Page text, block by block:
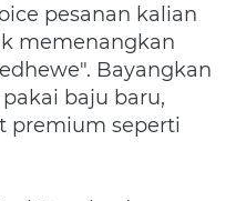
pesanan kalian
memenangkan
Bayangkan
baju baru,
premium seperti